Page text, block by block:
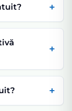
+
+
+